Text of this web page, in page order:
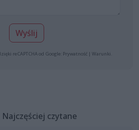
Wyślij
reCAPTCHA od Google: Prywatność | Warunki
Najczęściej czytane